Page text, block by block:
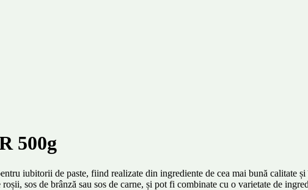
500g
iubitorii de paste, fiind realizate din ingrediente de cea mai bună calitate
sos de brânză sau sos de carne, și pot fi combinate cu o varietate de